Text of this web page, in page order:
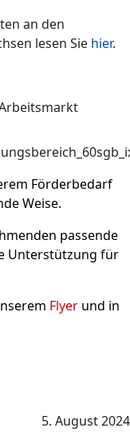
an den
lesen Sie hier.
Förderbedarf
Weise.
passende
Unterstützung für
Flyer und in
5. August 2024